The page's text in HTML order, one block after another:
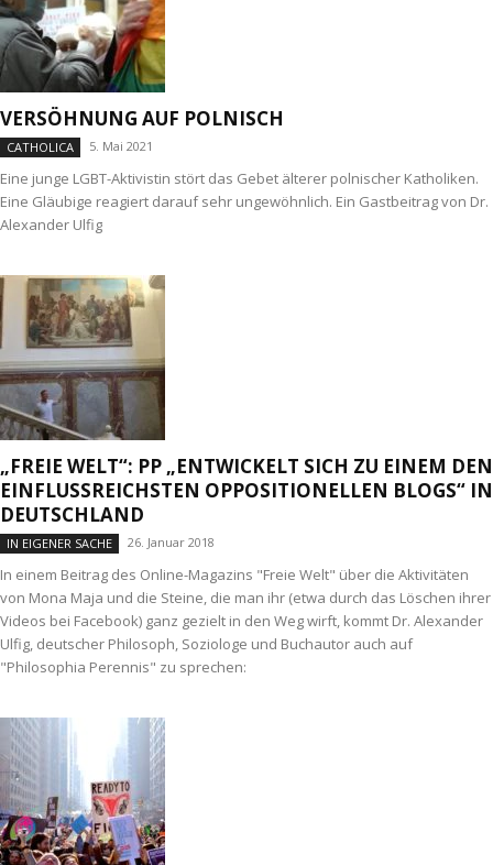
VERSÖHNUNG AUF POLNISCH
CATHOLICA 5. Mai 2021
Eine junge LGBT-Aktivistin stört das Gebet älterer polnischer Katholiken.
Eine Gläubige reagiert darauf sehr ungewöhnlich. Ein Gastbeitrag von Dr.
Alexander Ulfig
„FREIE WELT“: PP „ENTWICKELT SICH ZU EINEM DEN
EINFLUSSREICHSTEN OPPOSITIONELLEN BLOGS“ IN
DEUTSCHLAND
IN EIGENER SACHE 26. Januar 2018
In einem Beitrag des Online-Magazins "Freie Welt" über die Aktivitäten
von Mona Maja und die Steine, die man ihr (etwa durch das Löschen ihrer
Videos bei Facebook) ganz gezielt in den Weg wirft, kommt Dr. Alexander
Ulfig, deutscher Philosoph, Soziologe und Buchautor auch auf
"Philosophia Perennis" zu sprechen: